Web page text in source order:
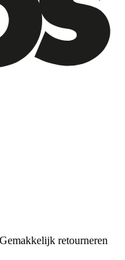
Gemakkelijk retourneren